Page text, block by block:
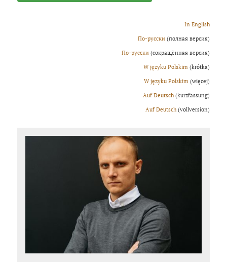
In English
По-русски(полная версия)
По-русски(сокращённая версия)
W języku Polskim (krótka)
W języku Polskim (więcej)
Аuf Deutsch(kurzfassung)
Аuf Deutsch(vollversion)